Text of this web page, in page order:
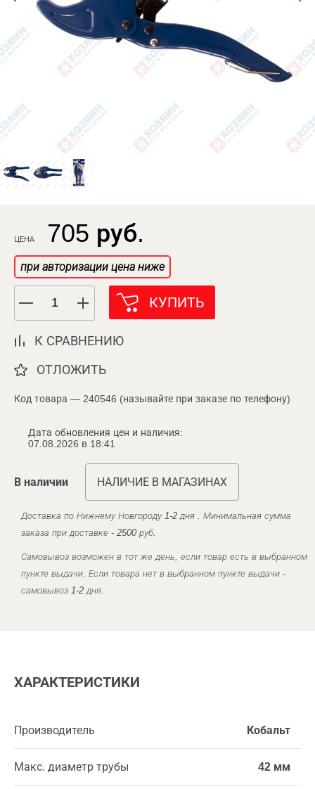
ЦЕНА 705 руб.
при авторизации цена ниже
КУПИТЬ
К СРАВНЕНИЮ
ОТЛОЖИТЬ
Код товара — 240546 (называйте при заказе по телефону)
Дата обновления цен и наличия:
07.08.2026 в 18:41
В наличии НАЛИЧИЕ В МАГАЗИНАХ
Доставка по Нижнему Новгороду 1-2 дня . Минимальная сумма
заказа при доставке - 2500 руб.
Самовывоз возможен в тот же день, если товар есть в выбранном
пункте выдачи. Если товара нет в выбранном пункте выдачи -
самовывоз 1-2 дня.
ХАРАКТЕРИСТИКИ
Производитель Кобальт
Макс. диаметр трубы 42 мм